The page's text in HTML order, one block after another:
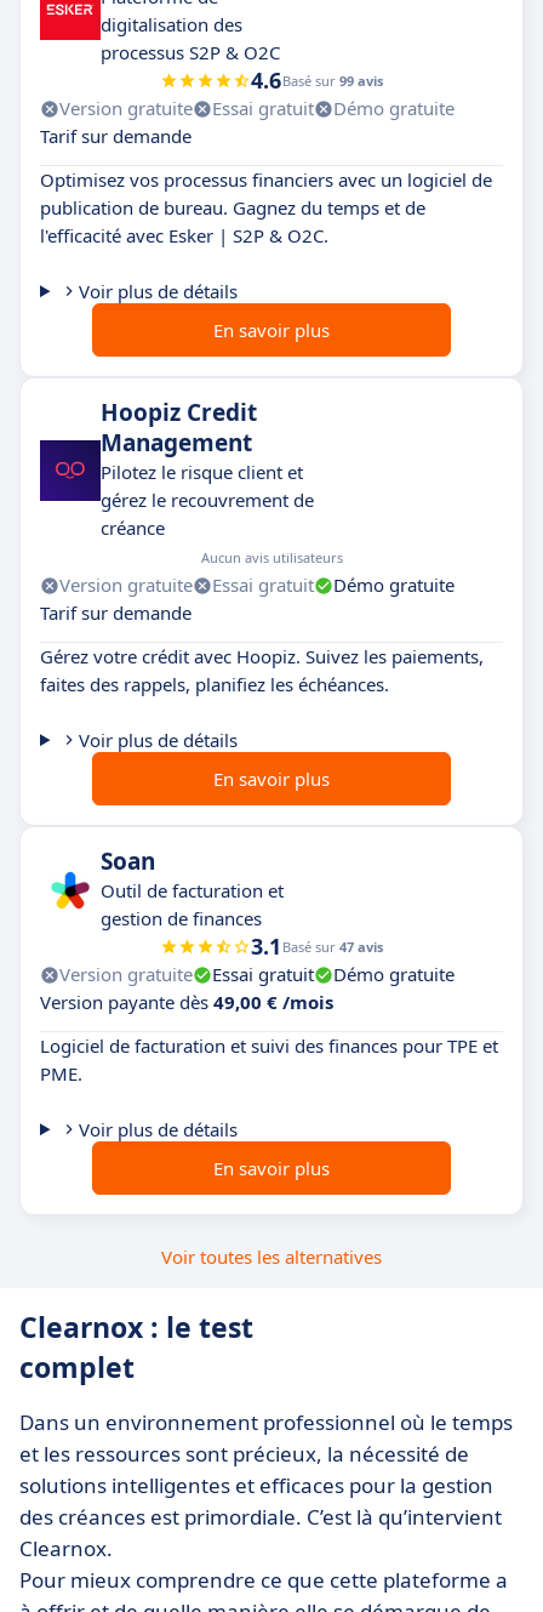
digitalisation des
processus S2P & O2C
4.6Basé sur 99 avis
Version gratuite Essai gratuit
Démo gratuite
Tarif sur demande
Optimisez vos processus financiers avec un logiciel de
publication de bureau. Gagnez du temps et de
l'efficacité avec Esker | S2P & O2C.
Voir plus de détails
En savoir plus
Hoopiz Credit
Management
Pilotez le risque client et
gérez le recouvrement de
créance
Aucun avis utilisateurs
Version gratuite Essai gratuit
Démo gratuite
Tarif sur demande
Gérez votre crédit avec Hoopiz. Suivez les paiements,
faites des rappels, planifiez les échéances.
Voir plus de détails
En savoir plus
Soan
Outil de facturation et
gestion de finances
3.1 Basé sur 47 avis
Version gratuite Essai gratuit
Démo gratuite
Version payante dès 49,00 € /mois
Logiciel de facturation et suivi des finances pour TPE et
PME.
Voir plus de détails
En savoir plus
Voir toutes les alternatives
Clearnox : le test
complet
Dans un environnement professionnel où le temps
et les ressources sont précieux, la nécessité de
solutions intelligentes et efficaces pour la gestion
des créances est primordiale. C’est là qu’intervient
Clearnox.
Pour mieux comprendre ce que cette plateforme a